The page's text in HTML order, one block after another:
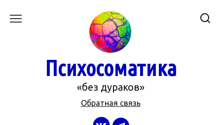
Психосоматика
«без дураков»
Обратная связь